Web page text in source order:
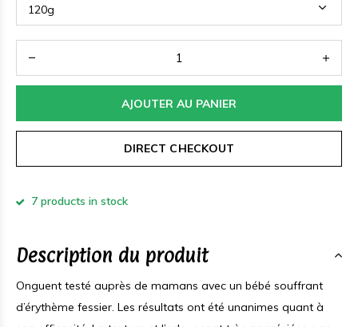
AJOUTER AU PANIER
DIRECT CHECKOUT
7 products in stock
Description du produit
Onguent testé auprès de mamans avec un bébé souffrant
d’érythème fessier. Les résultats ont été unanimes quant à